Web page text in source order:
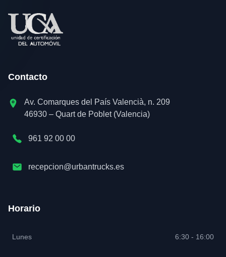
Contacto
Av. Comarques del País Valencià, n. 209
46930 – Quart de Poblet (Valencia)
961 92 00 00
recepcion@urbantrucks.es
Horario
Lunes 6:30 - 16:00